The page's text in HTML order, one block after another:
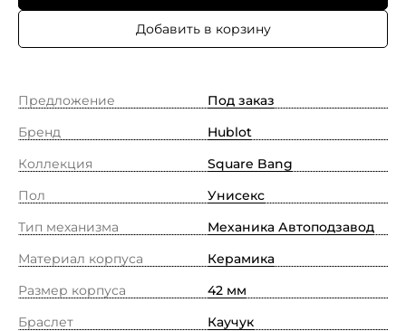
Добавить в корзину
Предложение
Под заказ
Бренд
Hublot
Коллекция
Square Bang
Пол
Унисекс
Тип механизма
Механика Автоподзавод
Материал корпуса
Керамика
Размер корпуса
42 мм
Браслет
Каучук